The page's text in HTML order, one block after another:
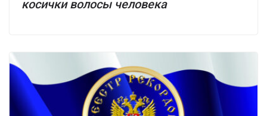
косички волосы человека